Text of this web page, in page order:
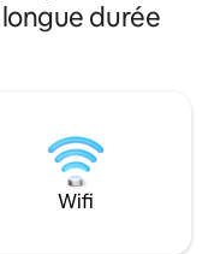
durée
Wifi